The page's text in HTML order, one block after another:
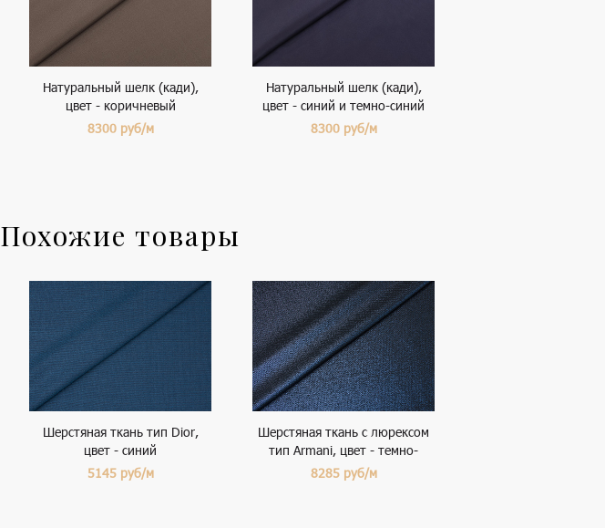
Натуральный шелк (кади),
цвет - коричневый
8300 руб/м
Натуральный шелк (кади),
цвет - синий и темно-синий
8300 руб/м
Похожие товары
Шерстяная ткань тип Dior,
цвет - синий
5145 руб/м
Шерстяная ткань с люрексом
тип Armani, цвет - темно-
синий
8285 руб/м